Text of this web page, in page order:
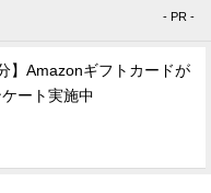
- PR -
】Amazonギフトカードが
ート実施中